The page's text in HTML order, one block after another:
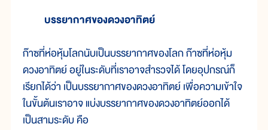
บรรยากาศของดวงอาทิตย์
ก๊าซที่ห่อหุ้มโลกนับเป็นบรรยากาศของโลก ก๊าซที่ห่อหุ้ม
ดวงอาทิตย์ อยู่ในระดับที่เราอาจสำรวจได้ โดยอุปกรณ์ก็
เรียกได้ว่า เป็นบรรยากาศของดวงอาทิตย์ เพื่อความเข้าใจ
ในขั้นต้นเราอาจ แบ่งบรรยากาศของดวงอาทิตย์ออกได้
เป็นสามระดับ คือ